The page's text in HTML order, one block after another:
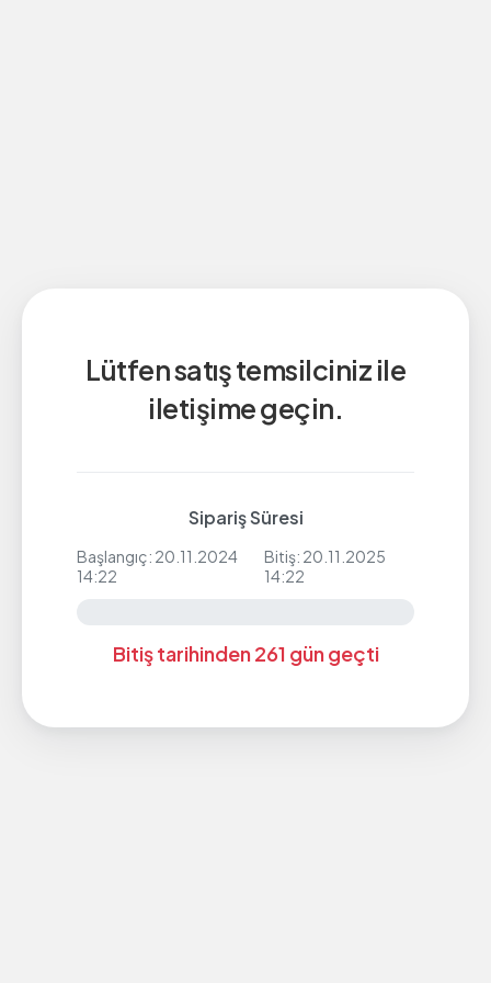
Lütfen satış temsilciniz ile
iletişime geçin.
Sipariş Süresi
Başlangıç: 20.11.2024
14:22
Bitiş: 20.11.2025
14:22
Bitiş tarihinden 261 gün geçti